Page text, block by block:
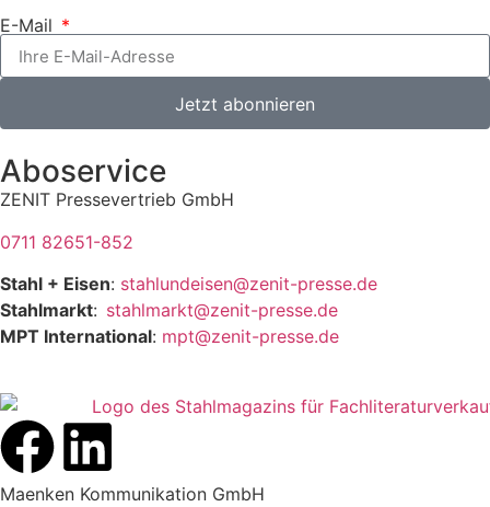
E-Mail
Jetzt abonnieren
Aboservice
ZENIT Pressevertrieb GmbH
0711 82651-852
Stahl + Eisen: stahlundeisen@zenit-presse.de
Stahlmarkt: stahlmarkt@zenit-presse.de
MPT International: mpt@zenit-presse.de
Maenken Kommunikation GmbH